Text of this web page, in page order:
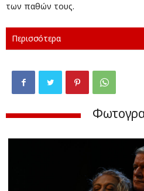
των παθών τους.
Περισσότερα